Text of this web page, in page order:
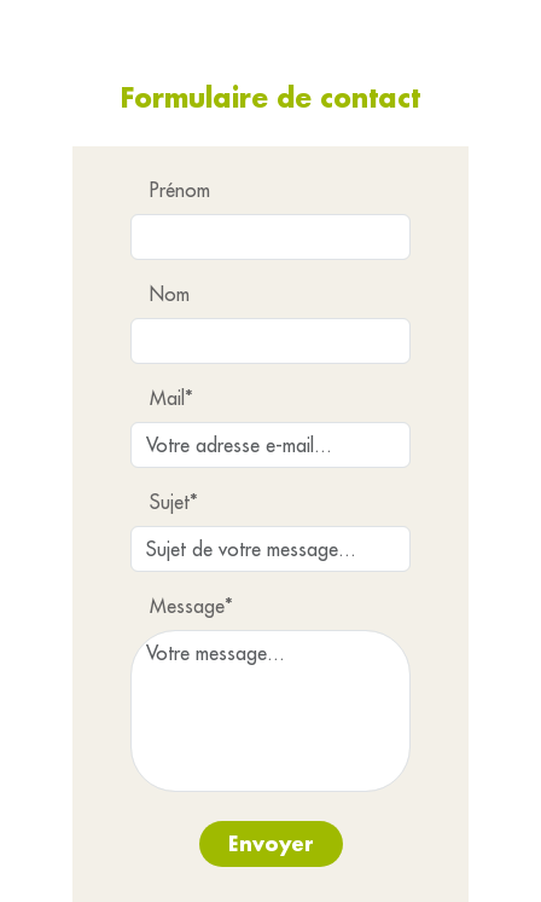
Formulaire de contact
Prénom
Nom
Mail*
Sujet*
Message*
Envoyer